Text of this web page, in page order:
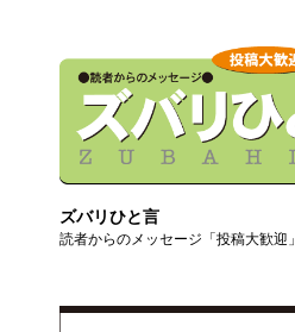
ズバリひと言
読者からのメッセージ「投稿大歓迎」